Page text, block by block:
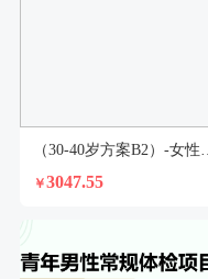
￥3047.55